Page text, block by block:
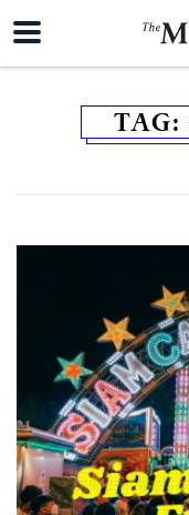
TAG: